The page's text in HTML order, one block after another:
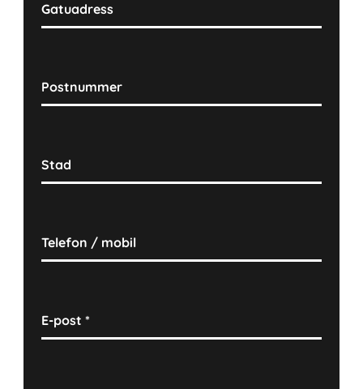
Gatuadress
Postnummer
Stad
Telefon / mobil
E-post*